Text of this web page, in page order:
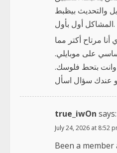
والتحديث بيظبط
المشاكل أول بأول.
مرتاح أكتر مما
على موبايلي.
بتحط فلوسك.
true_iwOn says:
July 24, 2026 at 8:52
Been a